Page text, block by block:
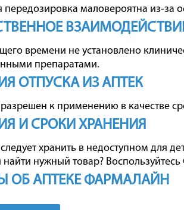
передозировка маловероятна из-за
времени не установлено
препаратами.
ОТПУСКА ИЗ АПТЕК
к применению в качестве
И СРОКИ ХРАНЕНИЯ
хранить в недоступном для
нужный товар? Воспользуйтесь
ОБ АПТЕКЕ ФАРМАЛАЙН